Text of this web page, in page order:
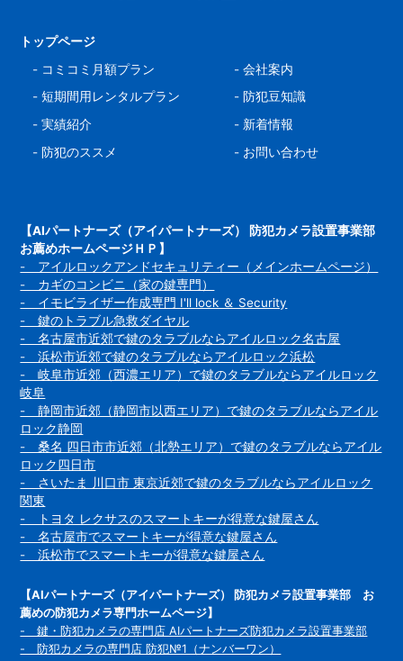
トップページ
- コミコミ月額プラン
-短期間用レンタルプラン
-実績紹介
- 防犯のススメ
-会社案内
- 防犯豆知識
- 新着情報
- お問い合わせ
【AIパートナーズ（アイパートナーズ） 防犯カメラ設置事業部
お薦めホームページＨＰ】
- アイルロックアンドセキュリティー（メインホームページ）
- カギのコンビニ（家の鍵専門）
- イモビライザー作成専門 I'll lock ＆ Security
- 鍵のトラブル急救ダイヤル
- 名古屋市近郊で鍵のタラブルならアイルロック名古屋
- 浜松市近郊で鍵のタラブルならアイルロック浜松
- 岐阜市近郊（西濃エリア）で鍵のタラブルならアイルロック
岐阜
- 静岡市近郊（静岡市以西エリア）で鍵のタラブルならアイル
ロック静岡
- 桑名 四日市市近郊（北勢エリア）で鍵のタラブルならアイル
ロック四日市
- さいたま 川口市 東京近郊で鍵のタラブルならアイルロック
関東
- トヨタ レクサスのスマートキーが得意な鍵屋さん
- 名古屋市でスマートキーが得意な鍵屋さん
- 浜松市でスマートキーが得意な鍵屋さん
【AIパートナーズ（アイパートナーズ） 防犯カメラ設置事業部 お
薦めの防犯カメラ専門ホームページ】
- 鍵・防犯カメラの専門店 AIパートナーズ防犯カメラ設置事業部
- 防犯カメラの専門店 防犯№1（ナンバーワン）